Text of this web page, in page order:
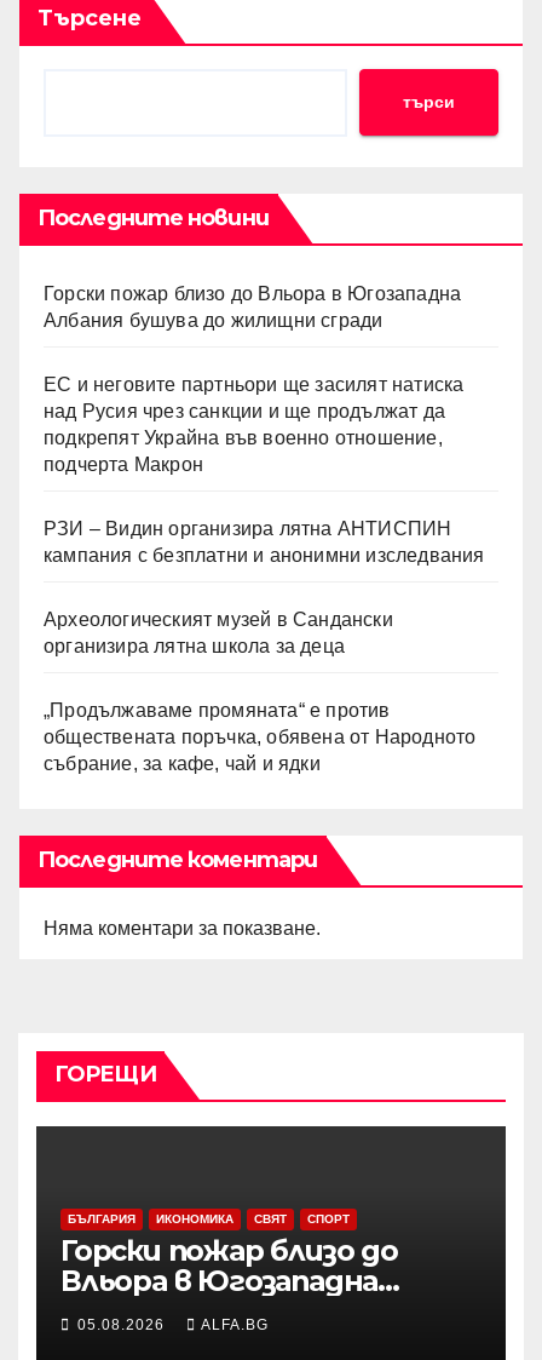
Търсене
търси
Последните новини
Горски пожар близо до Вльора в Югозападна
Албания бушува до жилищни сгради
ЕС и неговите партньори ще засилят натиска
над Русия чрез санкции и ще продължат да
подкрепят Украйна във военно отношение,
подчерта Макрон
РЗИ – Видин организира лятна АНТИСПИН
кампания с безплатни и анонимни изследвания
Археологическият музей в Сандански
организира лятна школа за деца
„Продължаваме промяната“ е против
обществената поръчка, обявена от Народното
събрание, за кафе, чай и ядки
Последните коментари
Няма коментари за показване.
ГОРЕЩИ
БЪЛГАРИЯ ИКОНОМИКА СВЯТ СПОРТ
Горски пожар близо до
Вльора в Югозападна
Албания бушува до
жилищни сгради
05.08.2026 ALFA.BG